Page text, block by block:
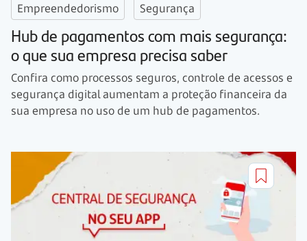
Empreendedorismo Segurança
Hub de pagamentos com mais segurança:
o que sua empresa precisa saber
Confira como processos seguros, controle de acessos e
segurança digital aumentam a proteção financeira da
sua empresa no uso de um hub de pagamentos.